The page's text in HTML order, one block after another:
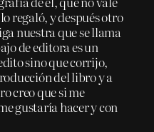
regaló, y después otro
nuestra que se llama
de editora es un
sino que corrijo,
del libro y a
creo que si me
gustaría hacer y con